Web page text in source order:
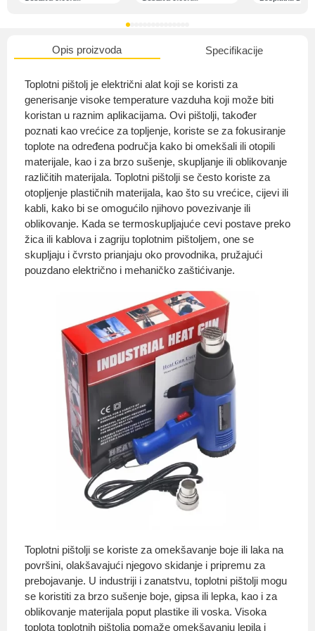
Opis proizvoda Specifikacije
Toplotni pištolj je električni alat koji se koristi za
generisanje visoke temperature vazduha koji može biti
koristan u raznim aplikacijama. Ovi pištolji, također
poznati kao vrećice za topljenje, koriste se za fokusiranje
toplote na određena područja kako bi omekšali ili otopili
materijale, kao i za brzo sušenje, skupljanje ili oblikovanje
različitih materijala. Toplotni pištolji se često koriste za
otopljenje plastičnih materijala, kao što su vrećice, cijevi ili
kabli, kako bi se omogućilo njihovo povezivanje ili
oblikovanje. Kada se termoskupljajuće cevi postave preko
žica ili kablova i zagriju toplotnim pištoljem, one se
skupljaju i čvrsto prianjaju oko provodnika, pružajući
pouzdano električno i mehaničko zaštićivanje.
Toplotni pištolji se koriste za omekšavanje boje ili laka na
površini, olakšavajući njegovo skidanje i pripremu za
prebojavanje. U industriji i zanatstvu, toplotni pištolji mogu
se koristiti za brzo sušenje boje, gipsa ili lepka, kao i za
oblikovanje materijala poput plastike ili voska. Visoka
toplota toplotnih pištolja pomaže omekšavanju lepila i
O nama
Privatnost kupca
Uvjeti i odredbe